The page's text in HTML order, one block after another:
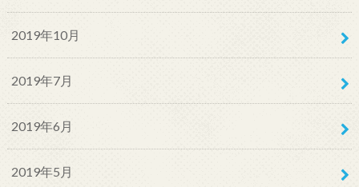
2019年10月
2019年7月
2019年6月
2019年5月